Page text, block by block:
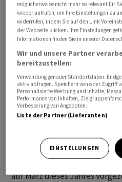
Bislang hat Verdi in dem
ganztägige Warnstreiks
mehrere hundert Flüge
zuletzt ein neues Angebot
zweitägigen
abgelehnt. Dieses hatte
Warnstreikwelle des
haben erneut einen grossen
zugemacht und ein neues,
Niggemann kürzlich
demnach die erste von zwei
auf März dieses Jahres
möglicherweise nicht mehr so relevant für
wieder aufrufen, um Ihre Einstellungen zu
widerrufen, indem Sie auf den Link
der Webseite klicken. Ihre Einstellungen
Informationen finden Sie in unserer
Wir und unsere Partner
bereitzustellen:
Verwendung genauer Standortdaten.
aktiv abfragen. Speichern von oder Zugriff
Personalisierte Werbung und Inhalte,
Performance von Inhalten,
Verbesserung von Angeboten.
Liste der Partner (Lieferanten)
EINSTELLUNGEN